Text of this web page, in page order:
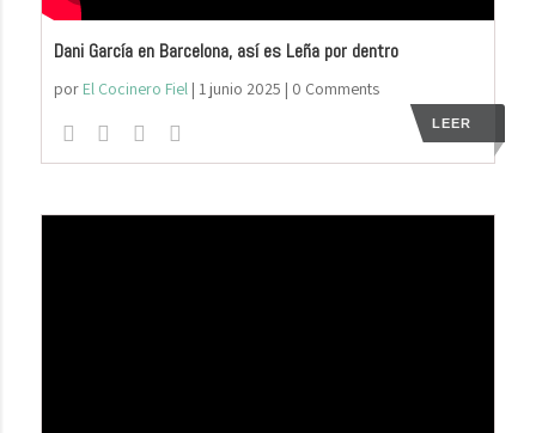
Dani García en Barcelona, así es Leña por dentro
por El Cocinero Fiel| 1 junio 2025 | 0 Comments
LEER